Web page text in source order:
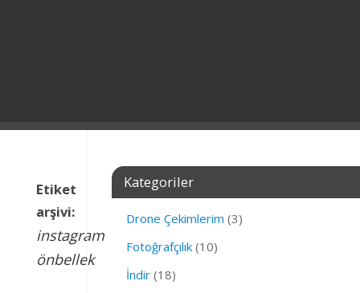
Etiket
arşivi:
instagram
önbellek
Kategoriler
Drone Çekimlerim (3)
Fotoğrafçılık (10)
İndir (18)